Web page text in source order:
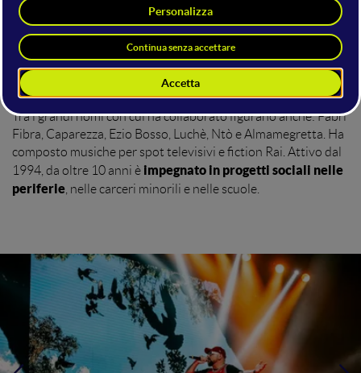
Speranza",
che dipinge una realtà cruda e senza filtri
vissuta
da chi è immerso nella vita di strada, tra droga e criminalità,
ma nutre ancora la speranza di guardare al futuro in modo
diverso, e per ilbrano Cappotto di legno, incontro tra rap e
musica classica.
Tra i grandi nomi con cui ha collaborato figurano anche: Fabri
Fibra, Caparezza, Ezio Bosso, Luchè, Ntò e Almamegretta. Ha
composto musiche per spot televisivi e fiction Rai. Attivo dal
1994, da oltre 10 anni è impegnato in progetti sociali nelle
periferie , nelle carceri minorili e nelle scuole.